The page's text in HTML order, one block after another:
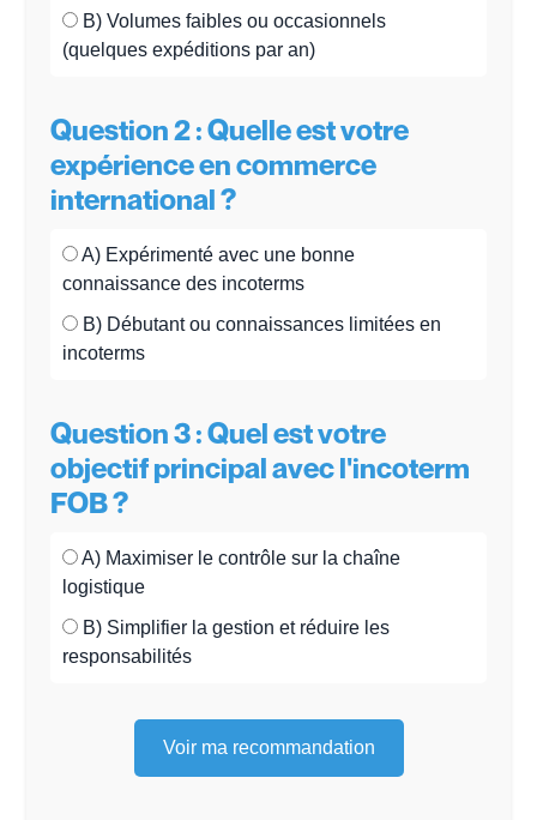
B) Volumes faibles ou occasionnels
(quelques expéditions par an)
Question 2 : Quelle est votre
expérience en commerce
international ?
A) Expérimenté avec une bonne
connaissance des incoterms
B) Débutant ou connaissances limitées en
incoterms
Question 3 : Quel est votre
objectif principal avec l'incoterm
FOB ?
A) Maximiser le contrôle sur la chaîne
logistique
B) Simplifier la gestion et réduire les
responsabilités
Voir ma recommandation